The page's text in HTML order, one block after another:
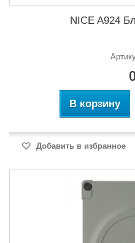
NICE A924
В корзину
Добавить в избранное